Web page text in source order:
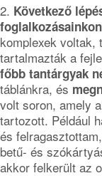
2. Következő
foglalkozásainkon
komplexek voltak,
tartalmazták a
főbb tantárgyak
táblánkra, és
volt soron, amely
tartozott. Például
és
betű- és
akkor felkerült az